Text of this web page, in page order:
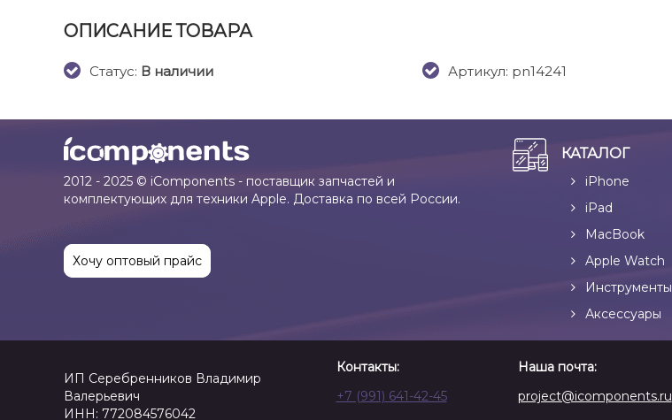
ОПИСАНИЕ ТОВАРА
Cтатус: В наличии Артикул: pn14241
2012 - 2025 © iComponents - поставщик запчастей и
комплектующих для техники Apple. Доставка по всей России.
Хочу оптовый прайс
КАТАЛОГ
iPhone
iPad
MacBook
Apple Watch
Инструменты
Аксессуары
ИП Серебренников Владимир
Валерьевич
ИНН: 772084576042
Контакты:
+7 (991) 641-42-45
Наша почта:
project@icomponents.ru